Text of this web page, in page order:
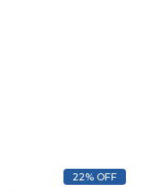
22% OFF